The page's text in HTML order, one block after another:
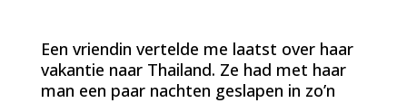
Een vriendin vertelde me laatst over haar
vakantie naar Thailand. Ze had met haar
man een paar nachten geslapen in zo’n